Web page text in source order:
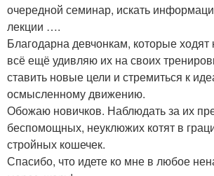
очередной семинар, искать
лекции ….
Благодарна девчонкам, которые
всё ещё удивляю их на своих
ставить новые цели и стремиться к
осмысленному движению.
Обожаю новичков. Наблюдать за их
беспомощных, неуклюжих котят в
стройных кошечек.
Спасибо, что идете ко мне в любое